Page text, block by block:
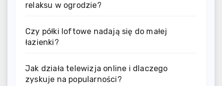
relaksu w ogrodzie?
Czy półki loftowe nadają się do małej
łazienki?
Jak działa telewizja online i dlaczego
zyskuje na popularności?